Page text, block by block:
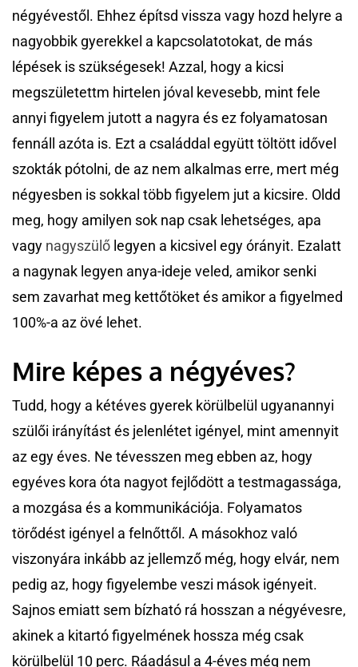
négyévestől. Ehhez építsd vissza vagy hozd helyre a
nagyobbik gyerekkel a kapcsolatotokat, de más
lépések is szükségesek! Azzal, hogy a kicsi
megszületettm hirtelen jóval kevesebb, mint fele
annyi figyelem jutott a nagyra és ez folyamatosan
fennáll azóta is. Ezt a családdal együtt töltött idővel
szokták pótolni, de az nem alkalmas erre, mert még
négyesben is sokkal több figyelem jut a kicsire. Oldd
meg, hogy amilyen sok nap csak lehetséges, apa
vagy nagyszülő legyen a kicsivel egy órányit. Ezalatt
a nagynak legyen anya-ideje veled, amikor senki
sem zavarhat meg kettőtöket és amikor a figyelmed
100%-a az övé lehet.
Mire képes a négyéves?
Tudd, hogy a kétéves gyerek körülbelül ugyanannyi
szülői irányítást és jelenlétet igényel, mint amennyit
az egy éves. Ne tévesszen meg ebben az, hogy
egyéves kora óta nagyot fejlődött a testmagassága,
a mozgása és a kommunikációja. Folyamatos
törődést igényel a felnőttől. A másokhoz való
viszonyára inkább az jellemző még, hogy elvár, nem
pedig az, hogy figyelembe veszi mások igényeit.
Sajnos emiatt sem bízható rá hosszan a négyévesre,
akinek a kitartó figyelmének hossza még csak
körülbelül 10 perc. Ráadásul a 4-éves még nem